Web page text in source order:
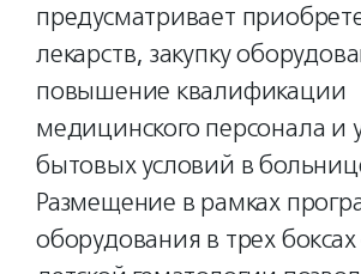
предусматривает
лекарств, закупку
повышение квалификации
медицинского персонала и
бытовых условий в
Размещение в рамках
оборудования в трех